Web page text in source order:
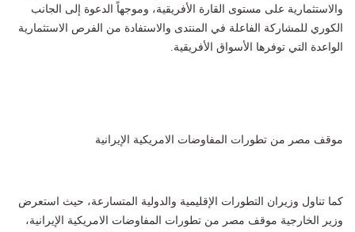
والاستثمارية على مستوى القارة الأفريقية، وموجهاً الدعوة إلى الجانب
الكوري للمشاركة الفاعلة في المنتدى والاستفادة من الفرص الاستثمارية
الواعدة التي توفرها الأسواق الأفريقية.
موقف مصر من تطورات المفاوضات الامريكية الإيرانية
كما تناول وزيران التطورات الإقليمية والدولية المتسارعة، حيث استعرض
وزير الخارجية موقف مصر من تطورات المفاوضات الامريكية الإيرانية،